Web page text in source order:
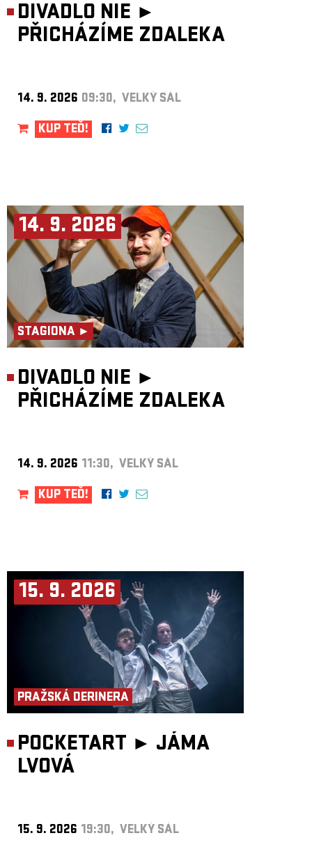
DIVADLO NIE ►
PŘICHÁZÍME ZDALEKA
14. 9. 2026 09:30, VELKÝ SÁL
KUP TEĎ!
14. 9. 2026
STAGIONA ►
DIVADLO NIE ►
PŘICHÁZÍME ZDALEKA
14. 9. 2026 11:30, VELKÝ SÁL
KUP TEĎ!
15. 9. 2026
PRAŽSKÁ DERINERA
POCKETART ► JÁMA
LVOVÁ
15. 9. 2026 19:30, VELKÝ SÁL